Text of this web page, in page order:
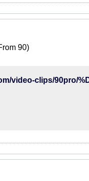
90)